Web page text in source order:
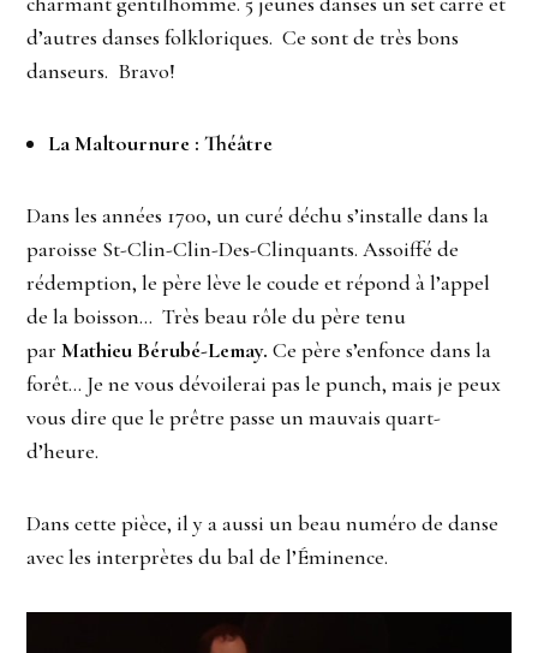
d’autres danses folkloriques. Ce sont de très bons
danseurs. Bravo!
La Maltournure : Théâtre
Dans les années 1700, un curé déchu s’installe dans la
paroisse St-Clin-Clin-Des-Clinquants. Assoiffé de
rédemption, le père lève le coude et répond à l’appel
de la boisson… Très beau rôle du père tenu
parMathieu Bérubé-Lemay. Ce père s’enfonce dans la
forêt… Je ne vous dévoilerai pas le punch, mais je peux
vous dire que le prêtre passe un mauvais quart-
d’heure.
Dans cette pièce, il y a aussi un beau numéro de danse
avec les interprètes du bal de l’Éminence.